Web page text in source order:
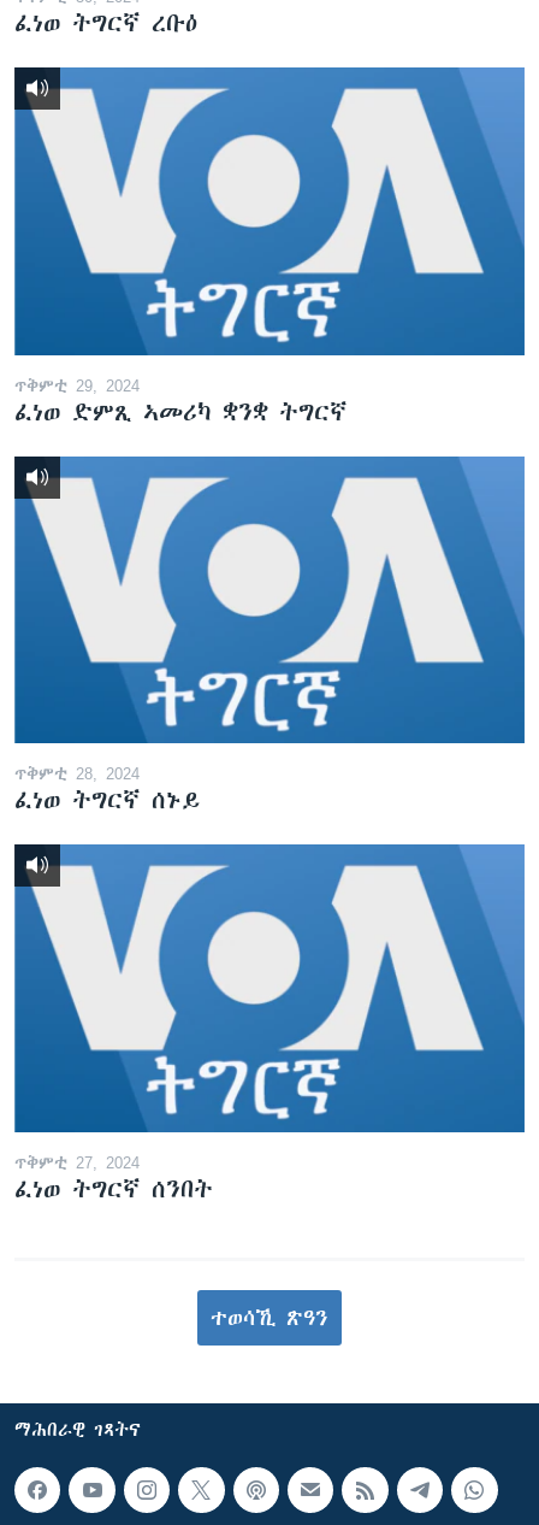
ፈነወ ትግርኛ ረቡዕ
ጥቅምቲ 29, 2024
ፈነወ ድምጺ ኣመሪካ ቋንቋ ትግርኛ
ጥቅምቲ 28, 2024
ፈነወ ትግርኛ ሰኑይ
ጥቅምቲ 27, 2024
ፈነወ ትግርኛ ሰንበት
ተወሳኺ ጽዓን
ማሕበራዊ ገጻትና